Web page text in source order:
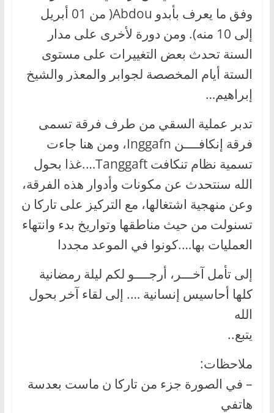
وفق ما يعرف بأبدو Abdou( من 01 أبريل
إلى 10 منه). ومن دورة لأخرى على مدار
السنة تحدث بعض التغييرات على مستوى
الستة أيام المخصصة لجوابر والمعذر والشيخ
إبراهيم…
تدبر عملية السقي من طرف فرقة تسمى
فرقة إنكافــــن Inggafn، ومن هنا جاءت
تسمية نظام تنكافت Tanggaft….غذا بحول
الله سنتحدث عن مكونات وأدوار هذه الفرقة،
وعن منهجية اشتغالها، مع التركيز على تاركا ن
تسنولت من حيث مناطقها وتواريخ بدء وانتهاء
العمليات بها….كونوا في الموعد مجددا
إلى تأمل آخـــر، أرجــــو لكم ليلة رمضانية
كلها أحاسيس إنسانية …. إلى لقاء آخر بحول
الله
يتبع..
ملاحظات:
– في الصورة جزء من تاركا ن ماست بعدسة
هاتفي